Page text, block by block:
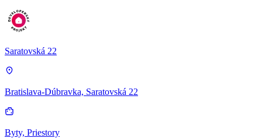
Saratovská 22
Bratislava-Dúbravka, Saratovská 22
Byty, Priestory